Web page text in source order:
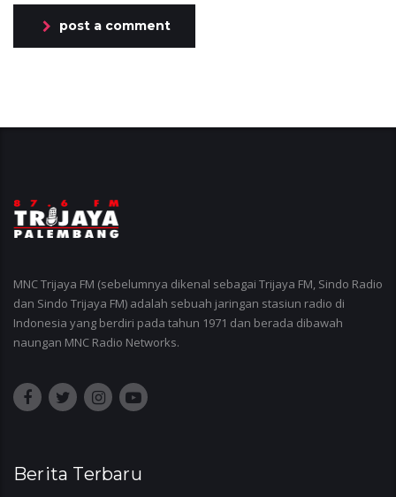
post a comment
MNC Trijaya FM (sebelumnya dikenal sebagai Trijaya FM, Sindo Radio
dan Sindo Trijaya FM) adalah sebuah jaringan stasiun radio di
Indonesia yang berdiri pada tahun 1971 dan berada dibawah
naungan MNC Radio Networks.
Berita Terbaru